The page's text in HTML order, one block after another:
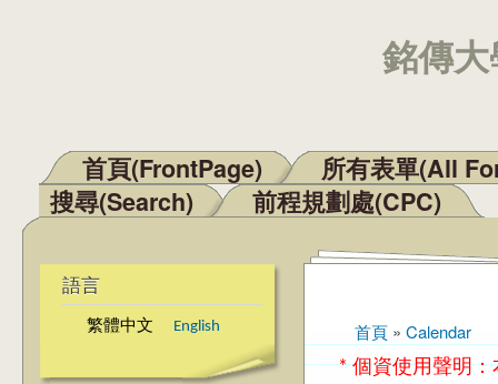
銘傳
主選單
首頁(FrontPage)
所有表單(All
搜尋(Search)
前程規劃處(CPC)
語言
繁體中文 English
您在這裡
首頁 » Calendar
* 個資使用聲明